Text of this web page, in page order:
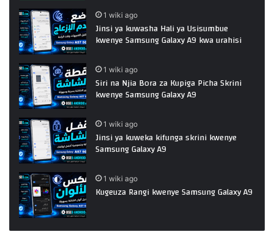
1 wiki ago
Jinsi ya kuwasha Hali ya Usisumbue
kwenye Samsung Galaxy A9 kwa urahisi
1 wiki ago
Siri na Njia Bora za Kupiga Picha Skrini
kwenye Samsung Galaxy A9
1 wiki ago
Jinsi ya kuweka kifunga skrini kwenye
Samsung Galaxy A9
1 wiki ago
Kugeuza Rangi kwenye Samsung Galaxy A9